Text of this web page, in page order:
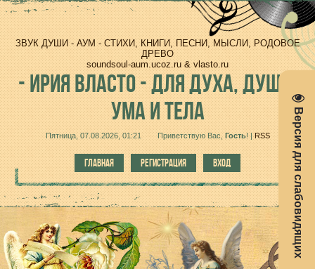
Версия для слабовидящих
ЗВУК ДУШИ - АУМ - СТИХИ, КНИГИ, ПЕСНИ, МЫСЛИ, РОДОВОЕ
ДРЕВО
soundsoul-aum.ucoz.ru & vlasto.ru
-ИРИЯ ВЛАСТО - ДЛЯ ДУХА, ДУШИ,
УМА И ТЕЛА
Пятница, 07.08.2026, 01:21 Приветствую Вас Гость!| RSS
ГЛАВНАЯ РЕГИСТРАЦИЯ ВХОД